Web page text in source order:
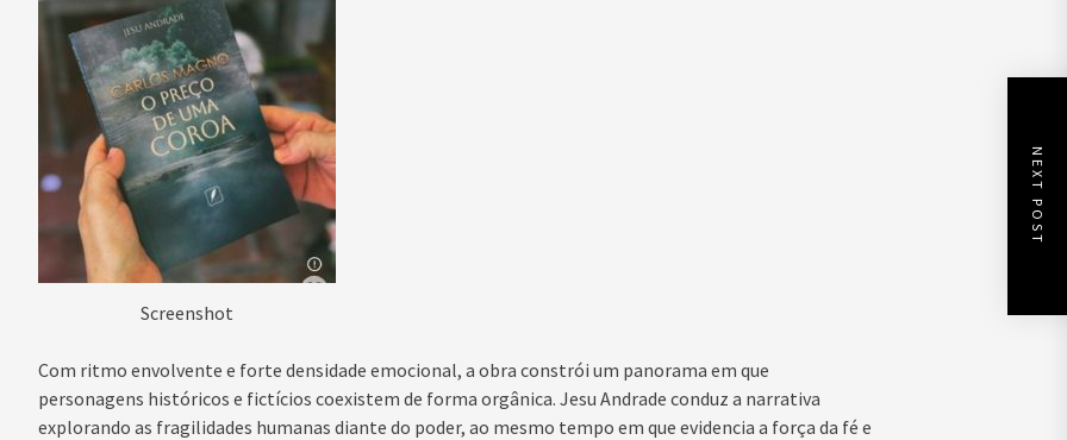
Screenshot
Com ritmo envolvente e forte densidade emocional, a obra constrói um panorama em que
personagens históricos e fictícios coexistem de forma orgânica. Jesu Andrade conduz a narrativa
explorando as fragilidades humanas diante do poder, ao mesmo tempo em que evidencia a força da fé e
NEXT POST